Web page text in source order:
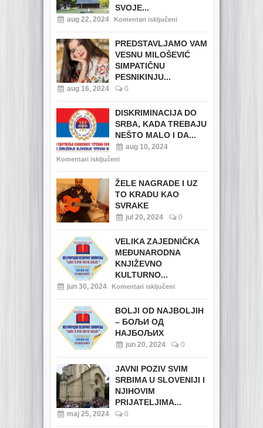
SVOJE...
aug 22, 2024 Komentari isključeni
PREDSTAVLJAMO VAM
VESNU MILOŠEVIĆ
SIMPATIČNU
PESNIKINJU...
aug 16, 2024 0
DISKRIMINACIJA DO
SRBA, KADA TREBAJU
NEŠTO MALO I DA...
aug 10, 2024
Komentari isključeni
ŽELE NAGRADE I UZ
TO KRADU KAO
SVRAKE
jul 20, 2024 0
VELIKA ZAJEDNIČKA
MEĐUNARODNA
KNJIŽEVNO
KULTURNO...
jun 30, 2024 Komentari isključeni
BOLJI OD NAJBOLJIH
– БОЉИ ОД
НАЈБОЉИХ
jun 20, 2024 0
JAVNI POZIV SVIM
SRBIMA U SLOVENIJI I
NJIHOVIM
PRIJATELJIMA...
maj 25, 2024 0